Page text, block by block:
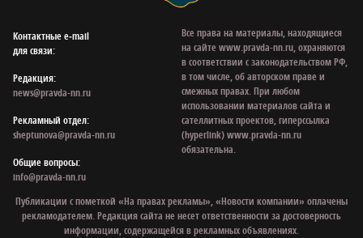
Контактные e‑mail
для связи:
Редакция:
news@pravda-nn.ru
Рекламный отдел:
sheptunova@pravda-nn.ru
Общие вопросы:
info@pravda-nn.ru
Все права на материалы, находящиеся
на сайте www.pravda-nn.ru, охраняются
в соответствии с законодательством РФ,
в том числе, об авторском праве и
смежных правах. При любом
использовании материалов сайта и
сателлитных проектов, гиперссылка
(hyperlink) www.pravda-nn.ru
обязательна.
Публикации с пометкой «На правах рекламы», «Новости компании» оплачены
рекламодателем. Редакция сайта не несет ответственности за достоверность
информации, содержащейся в рекламных объявлениях.